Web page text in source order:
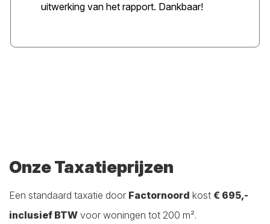
uitwerking van het rapport. Dankbaar!
Onze Taxatieprijzen
Een standaard taxatie door Factornoord kost € 695,-
inclusief BTW voor woningen tot 200 m².